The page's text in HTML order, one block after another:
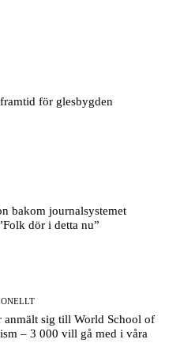
för glesbygden
bakom journalsystemet
dör i detta nu”
anmält sig till World School of
– 3 000 vill gå med i våra